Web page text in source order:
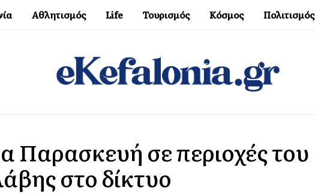
Αθλητισμός Life Τουρισμός Κόσμος Πολιτισμός
Παρασκευή σε περιοχές του
στο δίκτυο